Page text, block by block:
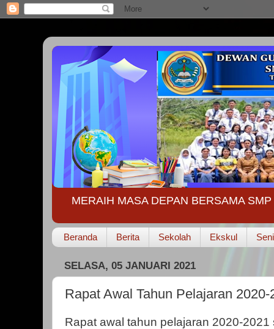
MERAIH MASA DEPAN BERSAMA
Beranda Berita Sekolah Ekskul
SELASA, 05 JANUARI 2021
Rapat Awal Tahun Pelajaran
Rapat awal tahun pelajaran 2020-